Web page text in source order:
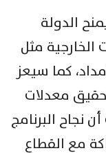
الدولة
مثل
كما سيعز
معدلات
أن نجاح البرنامج
مع القطاع